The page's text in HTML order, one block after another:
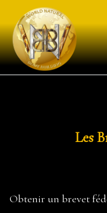
Les
Obtenir un brevet